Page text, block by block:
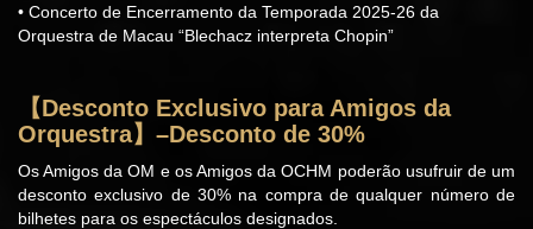
• Concerto de Encerramento da Temporada 2025-26 da
Orquestra de Macau “Blechacz interpreta Chopin”
【Desconto Exclusivo para Amigos da
Orquestra】 –Desconto de 30%
Os Amigos da OM e os Amigos da OCHM poderão usufruir de um
desconto exclusivo de 30% na compra de qualquer número de
bilhetes para os espectáculos designados.